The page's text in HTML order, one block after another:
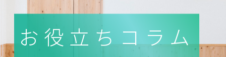
お役立ちコラム